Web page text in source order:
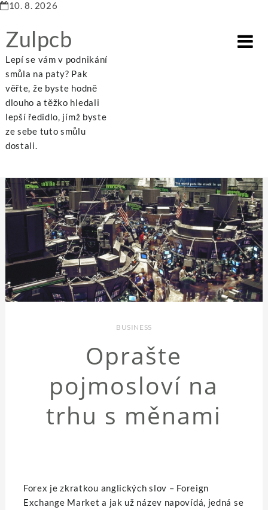
10. 8. 2026
Zulpcb
Lepí se vám v podnikání
smůla na paty? Pak
věřte, že byste hodně
dlouho a těžko hledali
lepší ředidlo, jímž byste
ze sebe tuto smůlu
dostali.
Home Business Oprašte pojmosloví na trhu s měnami
BUSINESS
Oprašte
pojmosloví na
trhu s měnami
Forex je zkratkou anglických slov – Foreign
Exchange Market a jak už název napovídá, jedná se